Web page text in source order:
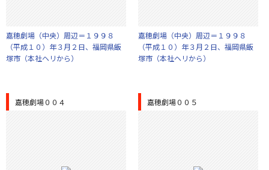
嘉穂劇場（中央）周辺＝１９９８
（平成１０）年３月２日、福岡県飯
塚市（本社ヘリから）
嘉穂劇場（中央）周辺＝１９９８
（平成１０）年３月２日、福岡県飯
塚市（本社ヘリから）
嘉穂劇場００４ 嘉穂劇場００５